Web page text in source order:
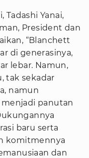
Yanai,
President dan
“Blanchett
di generasinya,
lebar. Namun,
tak sekadar
namun
panutan
baru serta
komitmennya
dan